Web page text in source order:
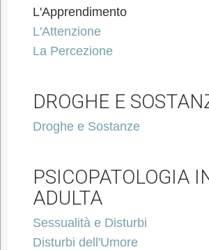
L'Apprendimento
L'Attenzione
La Percezione
DROGHE E
Droghe e Sostanze
PSICOPATOLOGIA
ADULTA
Sessualità e Disturbi
Disturbi dell'Umore